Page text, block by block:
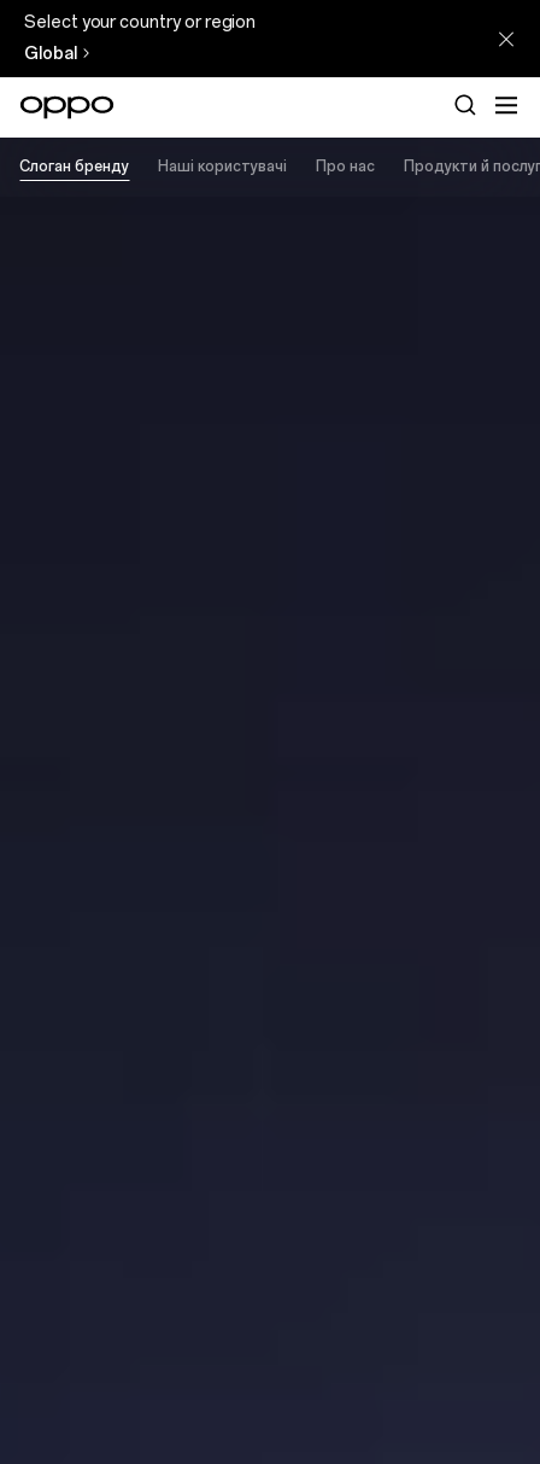
Select your country or region
Global
Слоган бренду Наші користувачі Про нас Продукти й